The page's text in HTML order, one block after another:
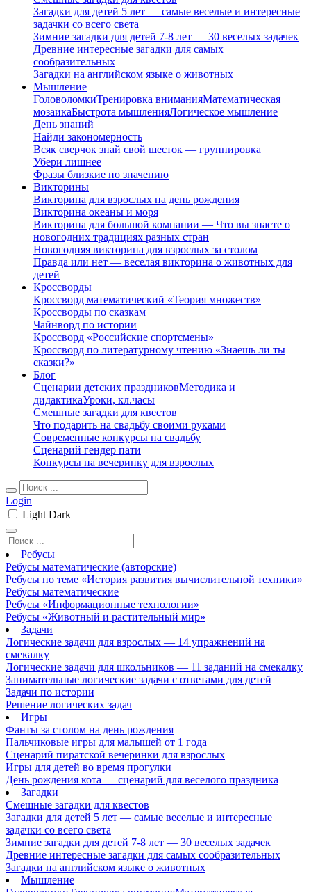
Загадки для детей 5 лет — самые веселые и интересные
задачки со всего света
Зимние загадки для детей 7-8 лет — 30 веселых задачек
Древние интересные загадки для самых
сообразительных
Загадки на английском языке о животных
Мышление
ГоловоломкиТренировка вниманияМатематическая
мозаикаБыстрота мышленияЛогическое мышление
День знаний
Найди закономерность
Всяк сверчок знай свой шесток — группировка
Убери лишнее
Фразы близкие по значению
Викторины
Викторина для взрослых на день рождения
Викторина океаны и моря
Викторина для большой компании — Что вы знаете о
новогодних традициях разных стран
Новогодняя викторина для взрослых за столом
Правда или нет — веселая викторина о животных для
детей
Кроссворды
Кроссворд математический «Теория множеств»
Кроссворды по сказкам
Чайнворд по истории
Кроссворд «Российские спортсмены»
Кроссворд по литературному чтению «Знаешь ли ты
сказки?»
Блог
Сценарии детских праздниковМетодика и
дидактикаУроки, кл.часы
Смешные загадки для квестов
Что подарить на свадьбу своими руками
Современные конкурсы на свадьбу
Сценарий гендер пати
Конкурсы на вечеринку для взрослых
Login
Light Dark
Ребусы
Ребусы математические (авторские)
Ребусы по теме «История развития вычислительной техники»
Ребусы математические
Ребусы «Информационные технологии»
Ребусы «Животный и растительный мир»
Задачи
Логические задачи для взрослых — 14 упражнений на
смекалку
Логические задачи для школьников — 11 заданий на смекалку
Занимательные логические задачи с ответами для детей
Задачи по истории
Решение логических задач
Игры
Фанты за столом на день рождения
Пальчиковые игры для малышей от 1 года
Сценарий пиратской вечеринки для взрослых
Игры для детей во время прогулки
День рождения кота — сценарий для веселого праздника
Загадки
Смешные загадки для квестов
Загадки для детей 5 лет — самые веселые и интересные
задачки со всего света
Зимние загадки для детей 7-8 лет — 30 веселых задачек
Древние интересные загадки для самых сообразительных
Загадки на английском языке о животных
Мышление